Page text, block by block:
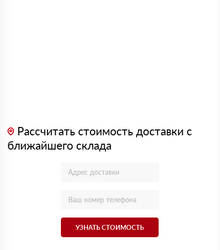
Рассчитать стоимость доставки с
ближайшего склада
УЗНАТЬ СТОИМОСТЬ